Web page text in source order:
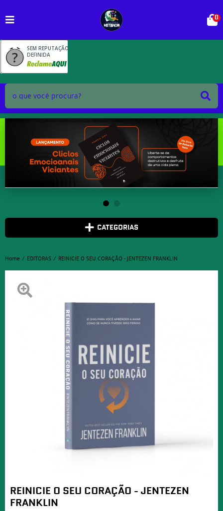
SEM REPUTAÇÃO
DEFINIDA
0
CATEGORIAS
Home EDITORAS REINICIE O SEU CORAÇÃO - JENTEZEN FRANKLIN
REINICIE O SEU CORAÇÃO - JENTEZEN
FRANKLIN